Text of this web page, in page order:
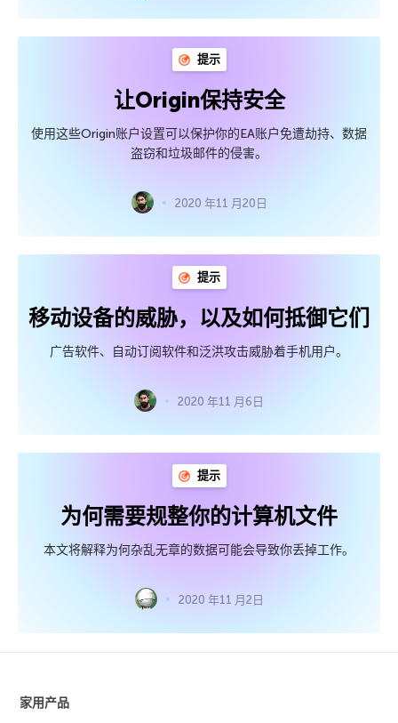
提示
让Origin保持安全
使用这些Origin账户设置可以保护你的EA账户免遭劫持、数据
盗窃和垃圾邮件的侵害。
2020 年11 月20日
提示
移动设备的威胁，以及如何抵御它们
广告软件、自动订阅软件和泛洪攻击威胁着手机用户。
2020 年11 月6日
提示
为何需要规整你的计算机文件
本文将解释为何杂乱无章的数据可能会导致你丢掉工作。
2020 年11 月2日
家用产品